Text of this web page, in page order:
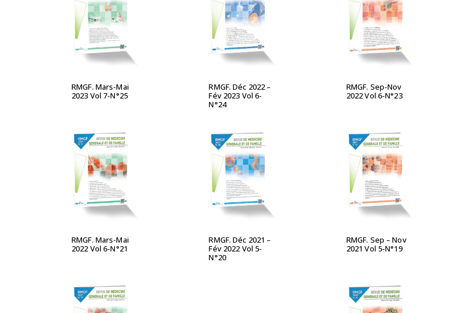
LIRE LA SUITE
RMGF. Mars-Mai
2023 Vol 7-N°25
LIRE LA SUITE
RMGF. Déc 2022 –
Fév 2023 Vol 6-
N°24
LIRE LA SUITE
RMGF. Sep-Nov
2022 Vol 6-N°23
LIRE LA SUITE
RMGF. Mars-Mai
2022 Vol 6-N°21
LIRE LA SUITE
RMGF. Déc 2021 –
Fév 2022 Vol 5-
N°20
LIRE LA SUITE
RMGF. Sep – Nov
2021 Vol 5-N°19